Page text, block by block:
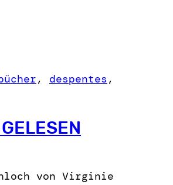
, despentes
von Virginie